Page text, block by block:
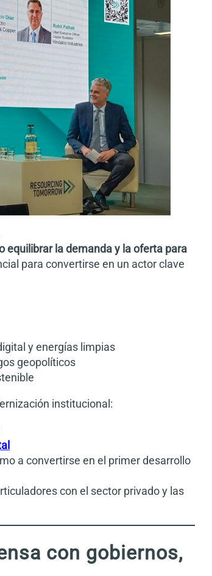
equilibrar la demanda y la oferta para
para convertirse en un actor clave
y energías limpias
geopolíticos
institucional:
a convertirse en el primer desarrollo
con el sector privado y las
con gobiernos,